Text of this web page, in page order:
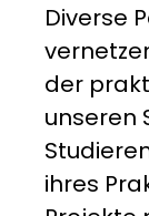
Diverse
der
unseren
ihres